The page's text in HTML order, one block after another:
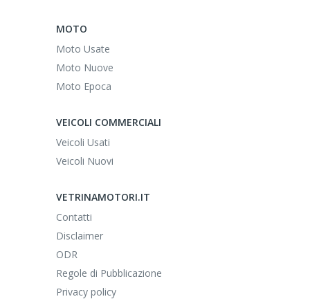
MOTO
Moto Usate
Moto Nuove
Moto Epoca
VEICOLI COMMERCIALI
Veicoli Usati
Veicoli Nuovi
VETRINAMOTORI.IT
Contatti
Disclaimer
ODR
Regole di Pubblicazione
Privacy policy